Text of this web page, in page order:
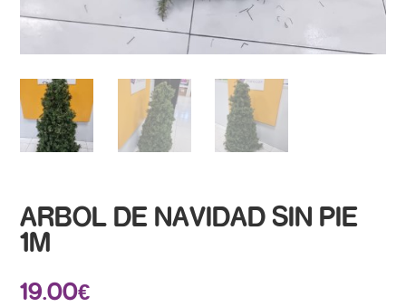
ARBOL DE NAVIDAD SIN PIE
1M
19.00€